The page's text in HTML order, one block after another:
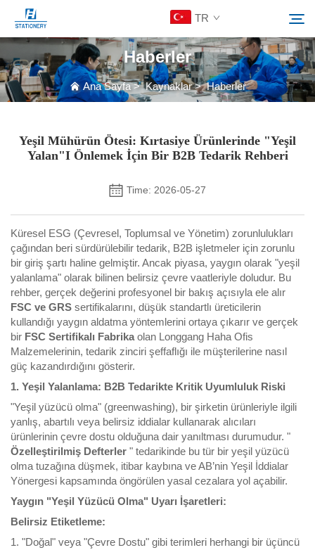
TR
Ürünler
Kaynaklar
Bize Ulaşın
Ara
Haberler
Ana Sayfa>Kaynaklar>Haberler
Yeşil Mühürün Ötesi: Kırtasiye Ürünlerinde "Yeşil
Yalan"ı Önlemek İçin Bir B2B Tedarik Rehberi
Time: 2026-05-27
Küresel ESG (Çevresel, Toplumsal ve Yönetim) zorunlulukları
çağından beri sürdürülebilir tedarik, B2B işletmeler için zorunlu
bir giriş şartı haline gelmiştir. Ancak piyasa, yaygın olarak "yeşil
yalanlama" olarak bilinen belirsiz çevre vaatleriyle doludur. Bu
rehber, gerçek değerini profesyonel bir bakış açısıyla ele alır
FSC ve GRS sertifikalarını, düşük standartlı üreticilerin
kullandığı yaygın aldatma yöntemlerini ortaya çıkarır ve gerçek
bir FSC Sertifikalı Fabrika olan Longgang Haha Ofis
Malzemelerinin, tedarik zinciri şeffaflığı ile müşterilerine nasıl
güç kazandırdığını gösterir.
1. Yeşil Yalanlama: B2B Tedarikte Kritik Uyumluluk Riski
"Yeşil yüzücü olma" (greenwashing), bir şirketin ürünleriyle ilgili
yanlış, abartılı veya belirsiz iddialar kullanarak alıcıları
ürünlerinin çevre dostu olduğuna dair yanıltması durumudur. "
Özelleştirilmiş Defterler " tedarikinde bu tür bir yeşil yüzücü
olma tuzağına düşmek, itibar kaybına ve AB’nin Yeşil İddialar
Yönergesi kapsamında öngörülen yasal cezalara yol açabilir.
Yaygın "Yeşil Yüzücü Olma" Uyarı İşaretleri:
Belirsiz Etiketleme:
1. "Doğal" veya "Çevre Dostu" gibi terimleri herhangi bir üçüncü